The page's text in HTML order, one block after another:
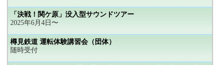
「決戦！関ケ原」没入型サウンドツアー
2025年6月4日〜
樽見鉄道 運転体験講習会（団体）
随時受付